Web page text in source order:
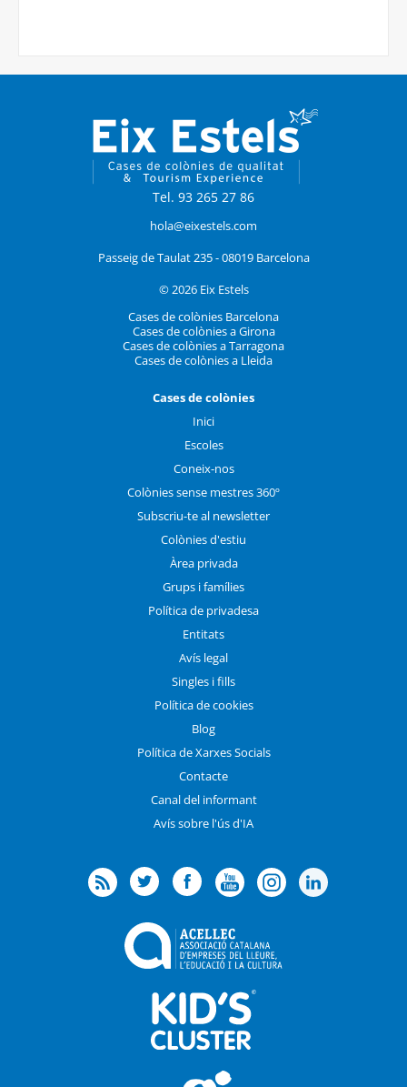
Tel. 93 265 27 86
hola@eixestels.com
Passeig de Taulat 235 - 08019 Barcelona
© 2026 Eix Estels
Cases de colònies Barcelona
Cases de colònies a Girona
Cases de colònies a Tarragona
Cases de colònies a Lleida
Cases de colònies
Inici
Escoles
Coneix-nos
Colònies sense mestres 360º
Subscriu-te al newsletter
Colònies d'estiu
Àrea privada
Grups i famílies
Política de privadesa
Entitats
Avís legal
Singles i fills
Política de cookies
Blog
Política de Xarxes Socials
Contacte
Canal del informant
Avís sobre l'ús d'IA